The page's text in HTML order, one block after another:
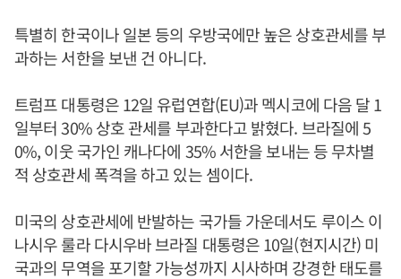
특별히 한국이나 일본 등의 우방국에만 높은 상호관세를 부
과하는 서한을 보낸 건 아니다.
트럼프 대통령은 12일 유럽연합(EU)과 멕시코에 다음 달 1
일부터 30% 상호 관세를 부과한다고 밝혔다. 브라질에 5
0%, 이웃 국가인 캐나다에 35% 서한을 보내는 등 무차별
적 상호관세 폭격을 하고 있는 셈이다.
미국의 상호관세에 반발하는 국가들 가운데서도 루이스 이
나시우 룰라 다시우바 브라질 대통령은 10일(현지시간) 미
국과의 무역을 포기할 가능성까지 시사하며 강경한 태도를